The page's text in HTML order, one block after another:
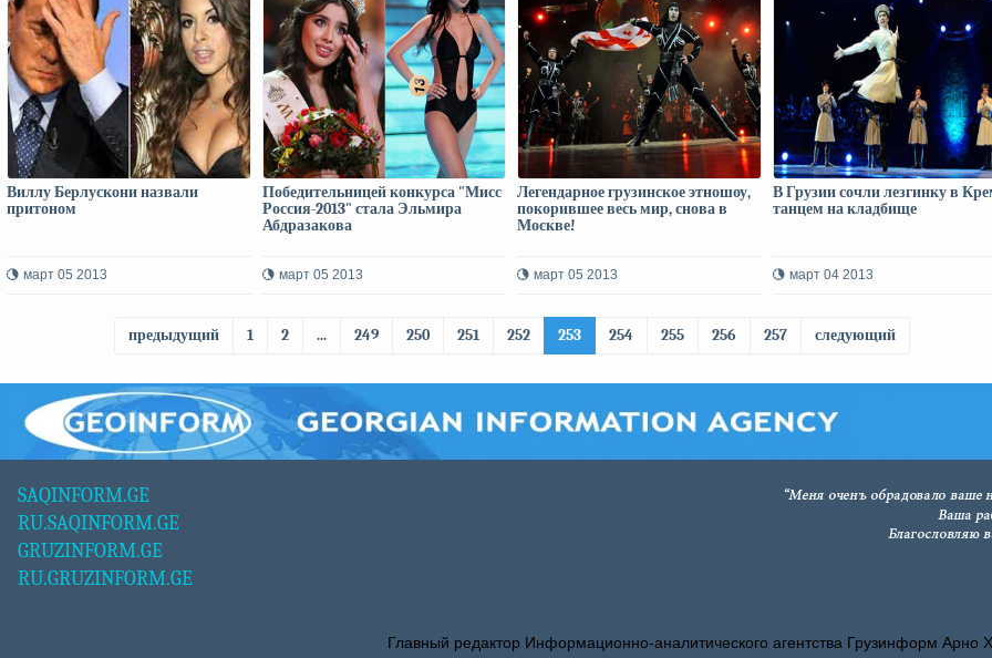
Виллу Берлускони назвали
притоном
март 05 2013
Победительницей конкурса "Мисс
Россия-2013" стала Эльмира
Абдразакова
март 05 2013
Легендарное грузинское этношоу,
покорившее весь мир, снова в
Москве!
март 05 2013
В Грузии сочли лезгинку в
танцем на кладбище
март 04 2013
предыдущий 1 2 ... 249 250 251 252 253 254 255 256 257 следующий
SAQINFORM.GE
RU.SAQINFORM.GE
GRUZINFORM.GE
RU.GRUZINFORM.GE
Главный редактор Информационно-аналитического агентства Грузинформ Арно